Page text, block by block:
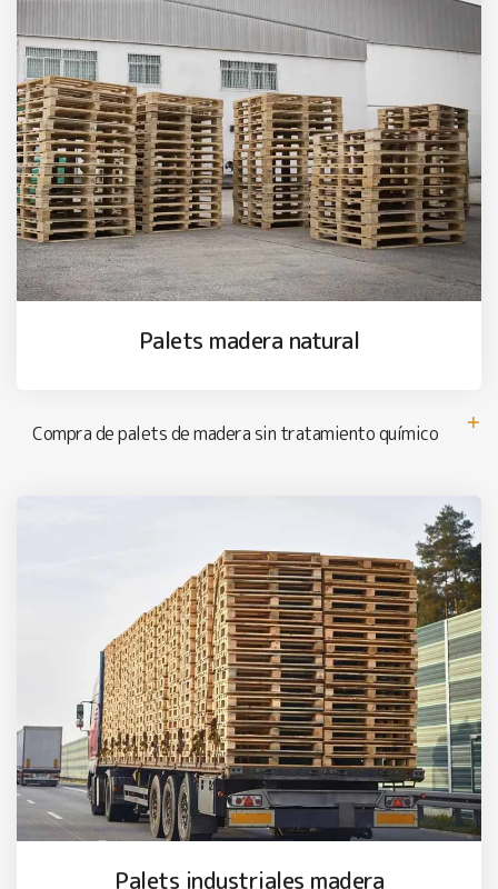
Palets madera natural
Compra de palets de madera sin tratamiento químico
Palets industriales madera